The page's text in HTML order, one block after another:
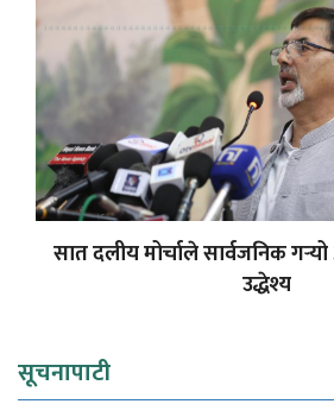
सात दलीय मोर्चाले सार्वजनिक
उद्धेश्य
सूचनापाटी